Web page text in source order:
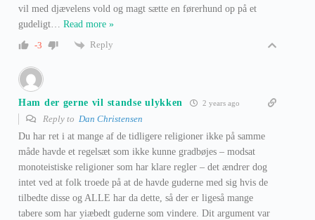
vil med djævelens vold og magt sætte en førerhund op på et
gudeligt… Read more »
-3
Reply
Ham der gerne vil standse ulykken 2 years ago
Reply to Dan Christensen
Du har ret i at mange af de tidligere religioner ikke på samme
måde havde et regelsæt som ikke kunne gradbøjes – modsat
monoteistiske religioner som har klare regler – det ændrer dog
intet ved at folk troede på at de havde guderne med sig hvis de
tilbedte disse og ALLE har da dette, så der er ligeså mange
tabere som har yiæbedt guderne som vindere. Dit argument var